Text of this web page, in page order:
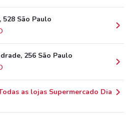
São Paulo
256 São Paulo
as lojas Supermercado Dia